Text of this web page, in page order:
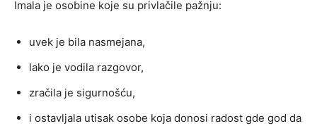
Imala je osobine koje su privlačile pažnju:
uvek je bila nasmejana,
lako je vodila razgovor,
zračila je sigurnošću,
i ostavljala utisak osobe koja donosi radost gde god da